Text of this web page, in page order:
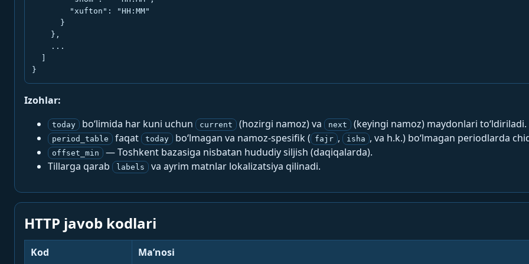
        "xufton": "HH:MM"
      }
    },
    ...
}
Izohlar:
today bo‘limida har kuni uchun current (hozirgi namoz) va next (keyingi namoz) maydonlari to‘ldiriladi.
period_table faqat today bo‘lmagan va namoz-spesifik ( fajr , isha , va h.k.) bo‘lmagan periodlarda
offset_min
— Toshkent bazasiga nisbatan hududiy siljish (daqiqalarda).
Tillarga qarab
labels va ayrim matnlar lokalizatsiya qilinadi.
HTTP javob kodlari
Kod Ma’nosi